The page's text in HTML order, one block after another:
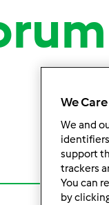
Sortuj
We
We and
support
trackers
You can
by